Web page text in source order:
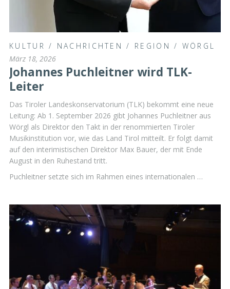
KULTUR / NACHRICHTEN / REGION / WÖRGL
März 18, 2026
Johannes Puchleitner wird TLK-
Leiter
Das Tiroler Landeskonservatorium (TLK) bekommt eine neue
Leitung: Ab 1. September 2026 gibt Johannes Puchleitner aus
Wörgl als Direktor den Takt in der renommierten Tiroler
Musikinstitution vor, wie das Land Tirol mitteilt. Er folgt damit
auf den interimistischen Direktor Max Bauer, der mit Ende
August in den Ruhestand tritt.
Puchleitner setzte sich im Rahmen eines internationalen …